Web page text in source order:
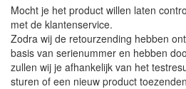
Mocht je het product willen laten
met de klantenservice.
Zodra wij de retourzending hebben
basis van serienummer en hebben
zullen wij je afhankelijk van het
sturen of een nieuw product